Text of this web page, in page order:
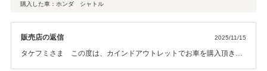
購入した車：ホンダ シャトル
販売店の返信 2025/11/15
タケフミさま この度は、カインドアウトレットでお車を購入頂き誠